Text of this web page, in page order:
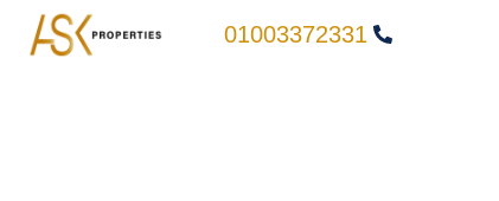
01003372331